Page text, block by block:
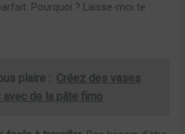
Pourquoi ? Laisse-moi te
plaire : Créez des vases
de la pâte fimo